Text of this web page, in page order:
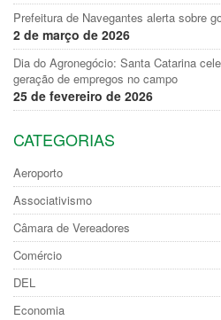
Prefeitura de Navegantes alerta sobre
2 de março de 2026
Dia do Agronegócio: Santa Catarina
geração de empregos no campo
25 de fevereiro de 2026
CATEGORIAS
Aeroporto
Associativismo
Câmara de Vereadores
Comércio
DEL
Economia